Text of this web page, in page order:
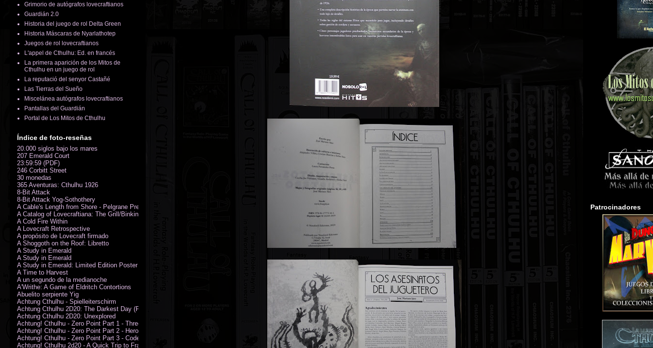
Grimorio de autógrafos lovecraftianos
Guardián 2.0
Historia del juego de rol Delta Green
Historia Máscaras de Nyarlathotep
Juegos de rol lovecraftianos
L'appel de Cthulhu: Ed. en francés
La primera aparición de los Mitos de
Cthulhu en un juego de rol
La reputació del senyor Castañé
Las Tierras del Sueño
Miscelánea autógrafos lovecraftianos
Pantallas del Guardián
Portal de Los Mitos de Cthulhu
Índice de foto-reseñas
20.000 siglos bajo los mares
207 Emerald Court
23:59:59 (PDF)
246 Corbitt Street
30 monedas
365 Aventuras: Cthulhu 1926
8-Bit Attack
8-Bit Attack Yog-Sothothery
A Cable's Length from Shore - Pelgrane Press' FreeRPG 2018 (PDF)
A Catalog of Lovecraftiana: The Grill/Binkin Collection
A Cold Fire Within
A Lovecraft Retrospective
A propósito de Lovecraft firmado
A Shoggoth on the Roof: Libretto
A Study in Emerald
A Study in Emerald
A Study in Emerald: Limited Edition Poster (Neil Gaiman)
A Time to Harvest
A un segundo de la medianoche
A'Writhe: A Game of Eldritch Contortions
Abuelito serpiente Yig
Achtung Cthulhu - Spielleiterschirm
Achtung Cthulhu 2D20: The Darkest Day (PDF)
Achtung Cthulhu 2D20: Unexplored
Achtung! Cthulhu - Zero Point Part 1 - Three Kings
Achtung! Cthulhu - Zero Point Part 2 - Heroes of the Sea
Achtung! Cthulhu - Zero Point Part 3 - Code of Honour (PDF)
Achtung! Cthulhu 2d20 - A Quick Trip to France (PDF)
Patrocinadores